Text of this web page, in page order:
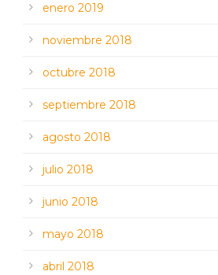
enero 2019
noviembre 2018
octubre 2018
septiembre 2018
agosto 2018
julio 2018
junio 2018
mayo 2018
abril 2018